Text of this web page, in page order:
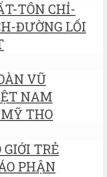
TÔN CHỈ-
ĐƯỜNG LỐI
VŨ
NAM
THO
GIỚI TRẺ
PHẬN